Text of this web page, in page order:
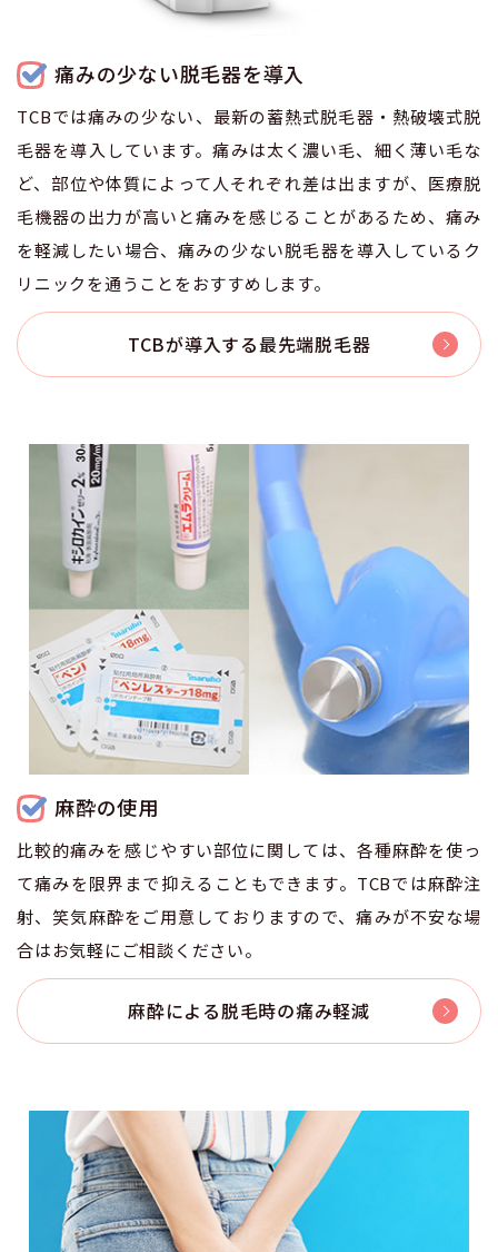
痛みの少ない脱毛器を導入
TCBでは痛みの少ない、最新の蓄熱式脱毛器・熱破壊式脱
毛器を導入しています。痛みは太く濃い毛、細く薄い毛な
ど、部位や体質によって人それぞれ差は出ますが、医療脱
毛機器の出力が高いと痛みを感じることがあるため、痛み
を軽減したい場合、痛みの少ない脱毛器を導入しているク
リニックを通うことをおすすめします。
TCBが導入する最先端脱毛器
麻酔の使用
比較的痛みを感じやすい部位に関しては、各種麻酔を使っ
て痛みを限界まで抑えることもできます。TCBでは麻酔注
射、笑気麻酔をご用意しておりますので、痛みが不安な場
合はお気軽にご相談ください。
麻酔による脱毛時の痛み軽減